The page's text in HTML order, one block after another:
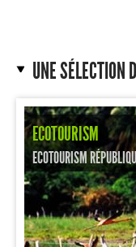
UNE SÉLECTION
ECOTOURISM
ECOTOURISM